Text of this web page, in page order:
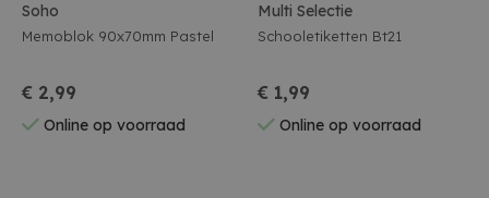
Soho
Memoblok 90x70mm Pastel
€ 2,99
Online op voorraad
Multi Selectie
Schooletiketten Bt21
€ 1,99
Online op voorraad